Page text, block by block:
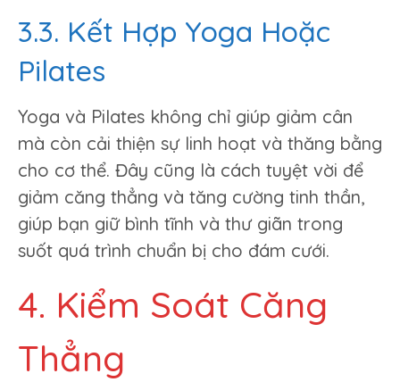
3.3. Kết Hợp Yoga Hoặc
Pilates
Yoga và Pilates không chỉ giúp giảm cân
mà còn cải thiện sự linh hoạt và thăng bằng
cho cơ thể. Đây cũng là cách tuyệt vời để
giảm căng thẳng và tăng cường tinh thần,
giúp bạn giữ bình tĩnh và thư giãn trong
suốt quá trình chuẩn bị cho đám cưới.
4. Kiểm Soát Căng
Thẳng